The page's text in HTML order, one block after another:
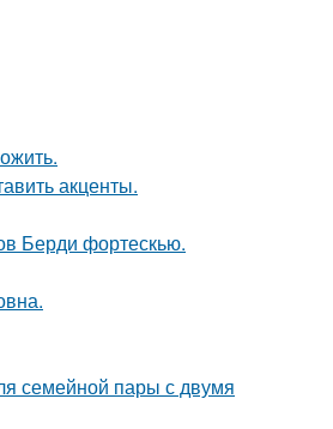
акценты.
Берди фортескью.
семейной пары с двумя